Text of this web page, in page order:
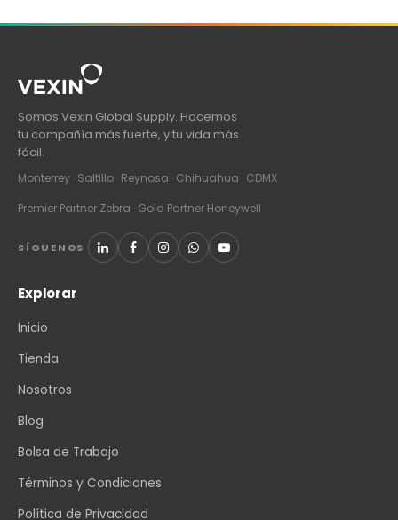
Somos Vexin Global Supply. Hacemos
tu compañía más fuerte, y tu vida más
fácil.
Monterrey · Saltillo · Reynosa · Chihuahua · CDMX
Premier Partner Zebra · Gold Partner Honeywell
SÍGUENOS
Explorar
Inicio
Tienda
Nosotros
Blog
Bolsa de Trabajo
Términos y Condiciones
Política de Privacidad